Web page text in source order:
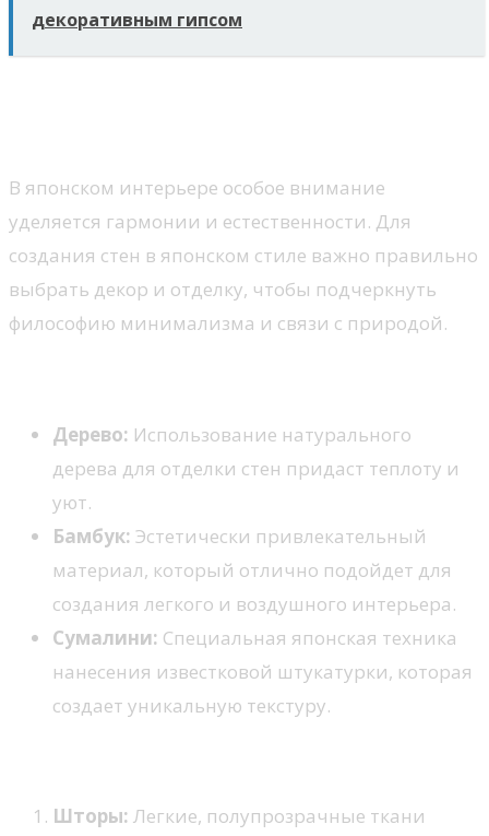
декоративным гипсом
В японском интерьере особое внимание
уделяется гармонии и естественности. Для
создания стен в японском стиле важно правильно
выбрать декор и отделку, чтобы подчеркнуть
философию минимализма и связи с природой.
Дерево: Использование натурального
дерева для отделки стен придаст теплоту и
уют.
Бамбук: Эстетически привлекательный
материал, который отлично подойдет для
создания легкого и воздушного интерьера.
Сумалини: Специальная японская техника
нанесения известковой штукатурки, которая
создает уникальную текстуру.
Шторы: Легкие, полупрозрачные ткани